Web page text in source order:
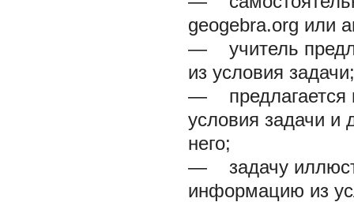
geogebra.org или
— учитель
из условия задачи;
— предлагается
условия задачи и
него;
— задачу
информацию из